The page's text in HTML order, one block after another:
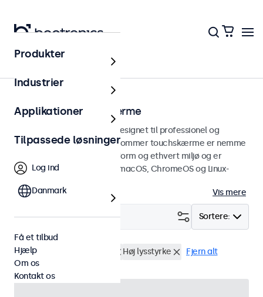
Touchskærme
27 tommer touchskærme
27 tommer touchskærme designet til professionel og
kontinuerlig brug. Disse 27-tommer touchskærme er nemme
at integrere i enhver brugsform og ethvert miljø og er
kompatible med Windows, macOS, ChromeOS og Linux-
Vis mere
Sortere:
Filter (1)
27 tommer touchskærme Høj lysstyrke Fjern alt
Produkter
Industrier
Applikationer
Tilpassede løsninger
Log ind
Danmark
Få et tilbud
Hjælp
Om os
Kontakt os